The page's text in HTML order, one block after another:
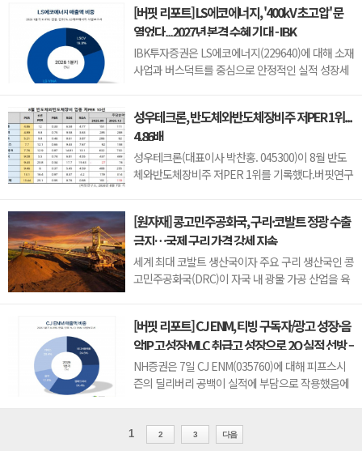
상향했다. BGF리테일의 전일 종가는 13만3500원
이다.박종렬 흥국증권 연구원은 “1~2인 가구 증가에
따른 구조적인 소비 환경 변화의 수...
[버핏 리포트] LS에코에너지, '400kV 초고압' 문
열었다...2027년 본격 수혜 기대 - IBK
IBK투자증권은 LS에코에너지(229640)에 대해 소재
사업과 버스덕트를 중심으로 안정적인 실적 성장세
'매수'를 유지하고 목표주가 7만6000원을 유지했다.
LS에코에너지의 전일 종가는 4만5550원이다.김태
현 IBK투자증권 연구원은 "올해 2분기 ...
성우테크론, 반도체와반도체장비주 저PER 1위...
4.86배
성우테크론(대표이사 박찬홍. 045300)이 8월 반도
체와반도체장비주 저PER 1위를 기록했다.버핏연구
니트론텍(142210)(4.89), 유니퀘스트(077500)
(5.21), 로체시스템즈(071280)(7.7)가 뒤를 이었다.
성우테크론은 1분기 매출액 118억원, 영업이익 14
억원으로 전년...
[원자재] 콩고민주공화국, 구리·코발트 정광 수출
금지…국제 구리 가격 강세 지속
세계 최대 코발트 생산국이자 주요 구리 생산국인 콩
고민주공화국(DRC)이 자국 내 광물 가공 산업을 육
입관세 부과를 앞두고 국제 구리 가격이 강세를 보이
는 가운데 공급 우려가 더해지면서 시장의 관심이 집
중되고 있다.콩고민주공화...
[버핏 리포트] CJ ENM, 티빙 구독자/광고 성장·음
악IP 고성장·MLC 취급고 성장으로 2Q 실적 선방 –
NH
NH증권은 7일 CJ ENM(035760)에 대해 피프스시
즌의 딜리버리 공백이 실적에 부담으로 작용했음에
으로 선방했다며, 투자의견 ‘매수’와 목표주가 4만
1 2 3 다음